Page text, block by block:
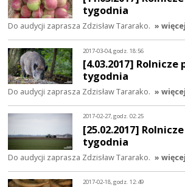
tygodnia
Do audycji zaprasza Zdzisław Tararako. » więcej
2017-03-04, godz. 18:56
[4.03.2017]
tygodnia
Do audycji zaprasza Zdzisław Tararako. » więcej
2017-02-27, godz. 02:25
[25.02.2017]
tygodnia
Do audycji zaprasza Zdzisław Tararako. » więcej
2017-02-18, godz. 12:49